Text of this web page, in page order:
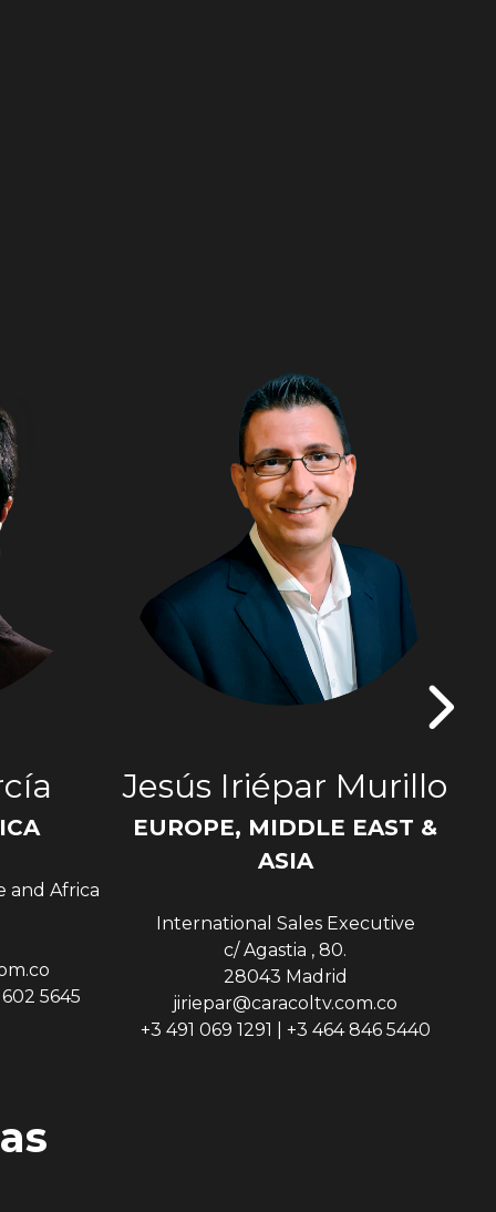
and Africa
5645
Jesús Iriépar Murillo
EUROPE, MIDDLE EAST &
ASIA
International Sales Executive
c/ Agastia , 80.
28043 Madrid
jiriepar@caracoltv.com.co
+3 491 069 1291 | +3 464 846 5440